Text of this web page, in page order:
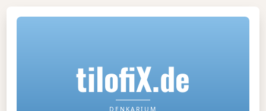
tilofiX.de
DENKARIUM